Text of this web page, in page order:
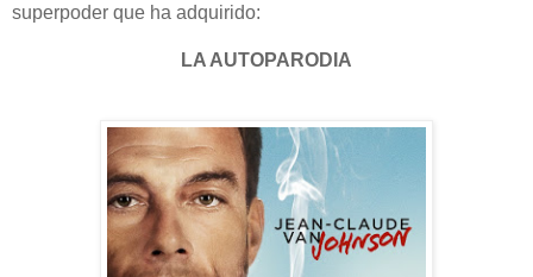
superpoder que ha adquirido:
LA AUTOPARODIA